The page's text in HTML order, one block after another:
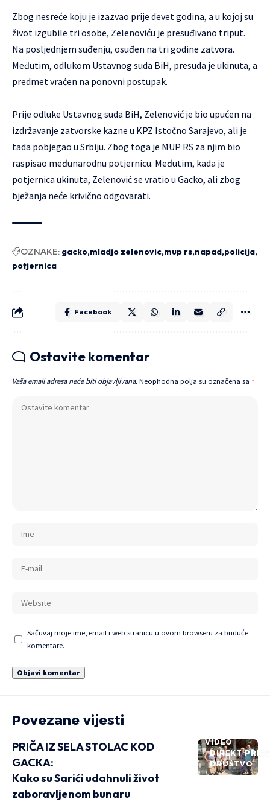
Zbog nesreće koju je izazvao prije devet godina, a u kojoj su
život izgubile tri osobe, Zelenoviću je presuđivano triput.
Na posljednjem suđenju, osuđen na tri godine zatvora.
Međutim, odlukom Ustavnog suda BiH, presuda je ukinuta, a
predmet vraćen na ponovni postupak.
Prije odluke Ustavnog suda BiH, Zelenović je bio upućen na
izdržavanje zatvorske kazne u KPZ Istočno Sarajevo, ali je
tada pobjegao u Srbiju. Zbog toga je MUP RS za njim bio
raspisao međunarodnu potjernicu. Međutim, kada je
potjernica ukinuta, Zelenović se vratio u Gacko, ali zbog
bježanja neće krivično odgovarati.
OZNAKE: gacko mladjo zelenovic mup rs napad policija
potjernica
Facebook
Ostavite komentar
Vaša email adresa neće biti objavljivana. Neophodna polja su označena sa *
Sačuvaj moje ime, email i web stranicu u ovom browseru za buduće
komentare.
Povezane vijesti
VIDEO
DIREKT PRIČE
DRUŠTVO
PRIČA IZ SELA STOLAC KOD
GACKA:
Kako su Sarići udahnuli život
zaboravljenom bunaru